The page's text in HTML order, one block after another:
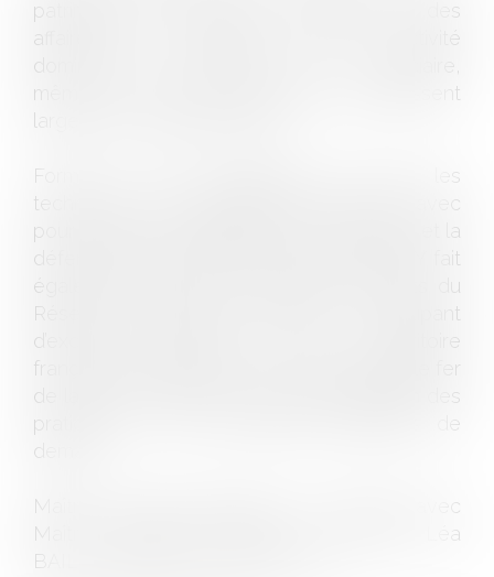
patrimoine, en droit de l’entreprise et des
affaires par exemple), et son activité
dominante est tournée vers le Judiciaire,
même si ces deux domaines apparaissent
largement interdépendants.
Formé en droit collaboratif et dans les
techniques de négociation raisonnée, avec
pour seul but la satisfaction de ses Clients et la
défense de leurs droits, Thomas BAUDRY fait
également parti de l’association d’Avocats du
Réseau EUROJURIS FRANCE, regroupant
d’excellents Cabinets sur tout le territoire
français et européen, et qui est le véritable fer
de lance de l’innovation et de l’anticipation des
pratiques et des techniques juridiques de
demain.
Maître Thomas BAUDRY est associé avec
Maître Amandine MESNIL et Maître Léa
BAILLY depuis le 1er janvier 2023.